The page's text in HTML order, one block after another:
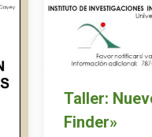
Taller:
Finder»